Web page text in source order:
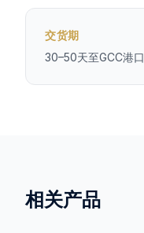
交货期
30–50天至GCC港口
相关产品